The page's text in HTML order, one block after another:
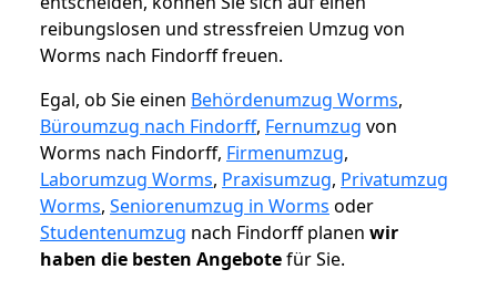
reibungslosen und stressfreien Umzug von
Worms nach Findorff freuen.
Egal, ob Sie einen Behördenumzug Worms,
Büroumzug nach Findorff, Fernumzug von
Worms nach Findorff, Firmenumzug,
Laborumzug Worms, Praxisumzug, Privatumzug
Worms, Seniorenumzug in Worms oder
Studentenumzug nach Findorff planen wir
haben die besten Angebotefür Sie.